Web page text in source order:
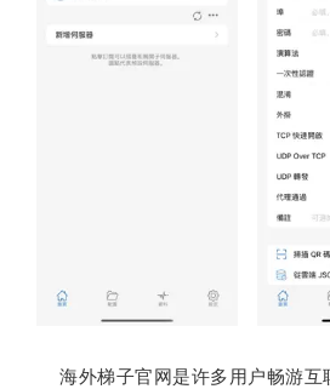
海外梯子官网是许多用户畅游互